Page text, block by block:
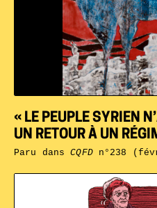
« LE PEUPLE SYRIEN
UN RETOUR À UN
Paru dansCQFDn°238